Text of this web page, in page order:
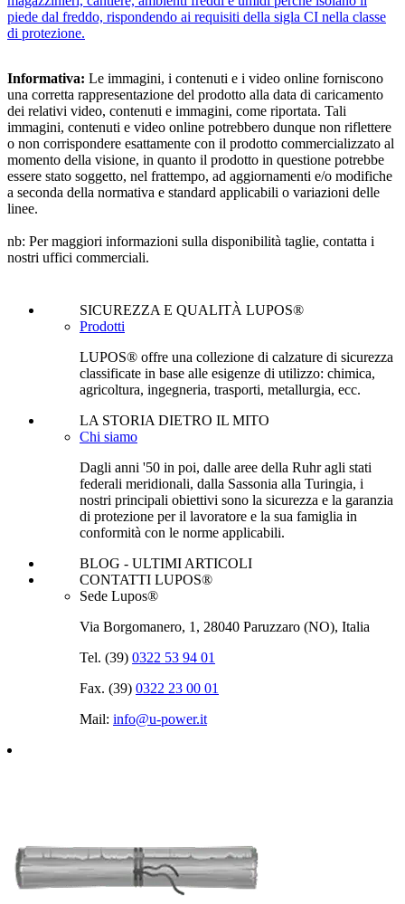
piede dal freddo, rispondendo ai requisiti della sigla CI nella classe
di protezione.
Informativa: Le immagini, i contenuti e i video online forniscono
una corretta rappresentazione del prodotto alla data di caricamento
dei relativi video, contenuti e immagini, come riportata. Tali
immagini, contenuti e video online potrebbero dunque non riflettere
o non corrispondere esattamente con il prodotto commercializzato al
momento della visione, in quanto il prodotto in questione potrebbe
essere stato soggetto, nel frattempo, ad aggiornamenti e/o modifiche
a seconda della normativa e standard applicabili o variazioni delle
linee.
nb: Per maggiori informazioni sulla disponibilità taglie, contatta i
nostri uffici commerciali.
SICUREZZA E QUALITÀ LUPOS®
Prodotti
LUPOS® offre una collezione di calzature di sicurezza
classificate in base alle esigenze di utilizzo: chimica,
agricoltura, ingegneria, trasporti, metallurgia, ecc.
LA STORIA DIETRO IL MITO
Chi siamo
Dagli anni '50 in poi, dalle aree della Ruhr agli stati
federali meridionali, dalla Sassonia alla Turingia, i
nostri principali obiettivi sono la sicurezza e la garanzia
di protezione per il lavoratore e la sua famiglia in
conformità con le norme applicabili.
BLOG - ULTIMI ARTICOLI
CONTATTI LUPOS®
Sede Lupos®
Via Borgomanero, 1, 28040 Paruzzaro (NO), Italia
Tel. (39) 0322 53 94 01
Fax. (39) 0322 23 00 01
Mail: info@u‑power.it